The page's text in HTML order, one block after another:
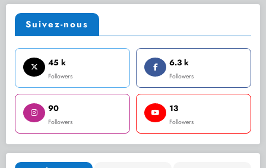
Suivez-nous
45 k
Followers
6.3 k
Followers
90
Followers
13
Followers